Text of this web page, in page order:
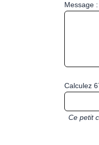
Message :
Calculez
Ce petit